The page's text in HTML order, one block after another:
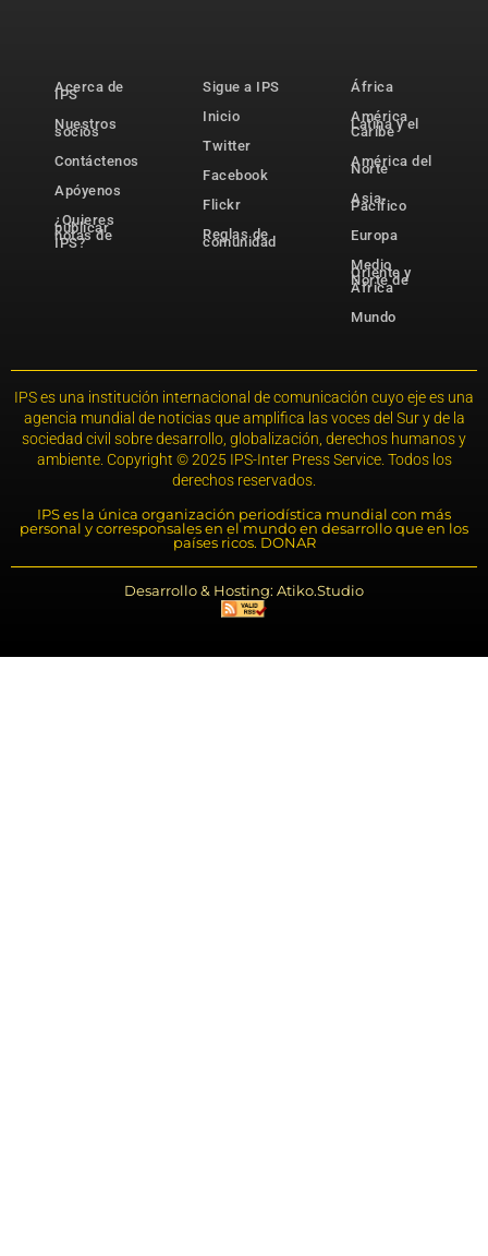
Acerca de
IPS
Nuestros
socios
Contáctenos
Apóyenos
¿Quieres
publicar
notas de
IPS?
Sigue a IPS
Inicio
Twitter
Facebook
Flickr
Reglas de
comunidad
África
América
Latina y el
Caribe
América del
Norte
Asia-
Pacífico
Europa
Medio
Oriente y
Norte de
África
Mundo
IPS es una institución internacional de comunicación cuyo eje es una
agencia mundial de noticias que amplifica las voces del Sur y de la
sociedad civil sobre desarrollo, globalización, derechos humanos y
ambiente. Copyright © 2025 IPS-Inter Press Service. Todos los
derechos reservados.
IPS es la única organización periodística mundial con más
personal y corresponsales en el mundo en desarrollo que en los
países ricos. DONAR
Desarrollo & Hosting: Atiko.Studio